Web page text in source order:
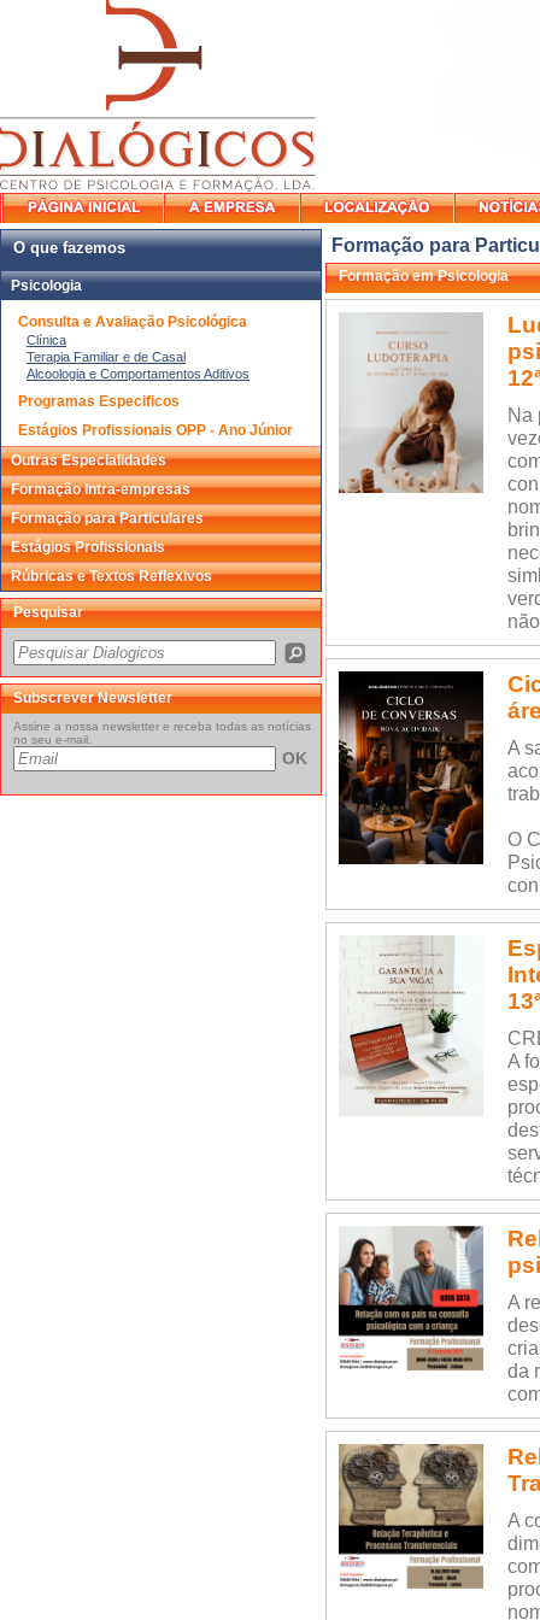
O que fazemos
Psicologia
Consulta e Avaliação Psicológica
Clínica
Terapia Familiar e de Casal
Alcoologia e Comportamentos Aditivos
Programas Especificos
Estágios Profissionais OPP - Ano Júnior
Outras Especialidades
Formação Intra-empresas
Formação para Particulares
Estágios Profissionais
Rúbricas e Textos Reflexivos
Pesquisar
Subscrever Newsletter
Assine a nossa newsletter e receba todas as notícias
no seu e-mail.
OK
Formação para
Formação em Psicologia
Na
A
O
A
A
da
A